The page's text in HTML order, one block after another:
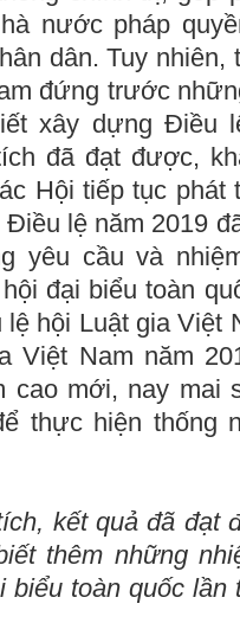
nước pháp
dân. Tuy nhiên,
đứng trước
xây dựng Điều
đã đạt được,
Hội tiếp tục phát
lệ năm 2019
yêu cầu và
đại biểu toàn
hội Luật gia Việt
Việt Nam năm
cao mới, nay mai
thực hiện thống
kết quả đã đạt
thêm những
toàn quốc lần